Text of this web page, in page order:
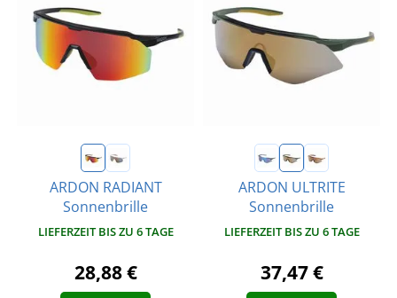
ARDON RADIANT
Sonnenbrille
LIEFERZEIT BIS ZU 6 TAGE
28,88 €
ARDON ULTRITE
Sonnenbrille
LIEFERZEIT BIS ZU 6 TAGE
37,47 €